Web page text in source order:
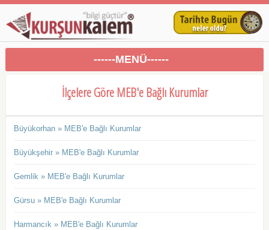
------MENÜ------
İlçelere Göre MEB'e Bağlı Kurumlar
Büyükorhan » MEB'e Bağlı Kurumlar
Büyükşehir » MEB'e Bağlı Kurumlar
Gemlik » MEB'e Bağlı Kurumlar
Gürsu » MEB'e Bağlı Kurumlar
Harmancık » MEB'e Bağlı Kurumlar